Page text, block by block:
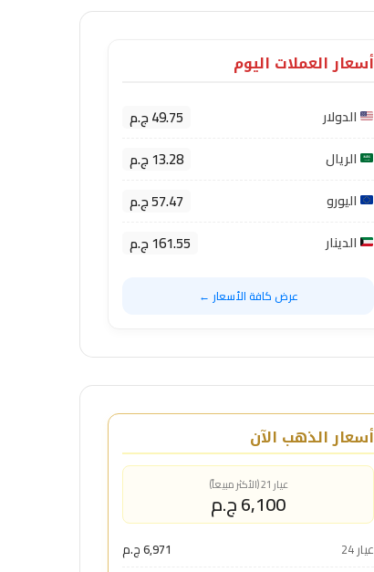
أسعار العملات اليوم
الدولار 49.75 ج.م
الريال 13.28 ج.م
اليورو 57.47 ج.م
الدينار 161.55 ج.م
عرض كافة الأسعار ←
أسعار الذهب الآن
عيار 21 (الأكثر مبيعاً)
6,100 ج.م
عيار 24
6,971 ج.م